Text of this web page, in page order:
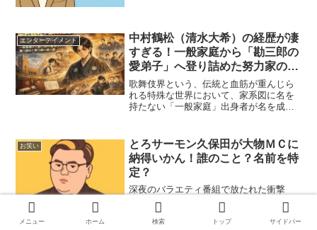
「血液型は？」といったプロ...
エンターテイメント
中村鶴松（清水大希）の経歴が凄
すぎる！一般家庭から「勘三郎の
愛弟子」へ登り詰めた努力家の裏
の顔
歌舞伎界という、伝統と血筋が重んじら
れる特殊な世界において、家系図に名を
持たない「一般家庭」出身者が名を成す
名題、中村鶴松（本名：清水大希）さん
でした。十八代目中村勘三...
お笑い
とろサーモン久保田が大物ＭＣに
納得いかん！誰のこと？名前を特
定？
深夜のバラエティ番組で放たれた衝撃
の“実名なし告発”。その主役となったの
は、毒舌と本音で知られるとろサーモン
久保田かずのぶさんです。今回の発言
メニュー ホーム 検索 トップ サイドバー